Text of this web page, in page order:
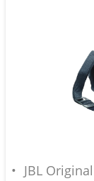
JBL